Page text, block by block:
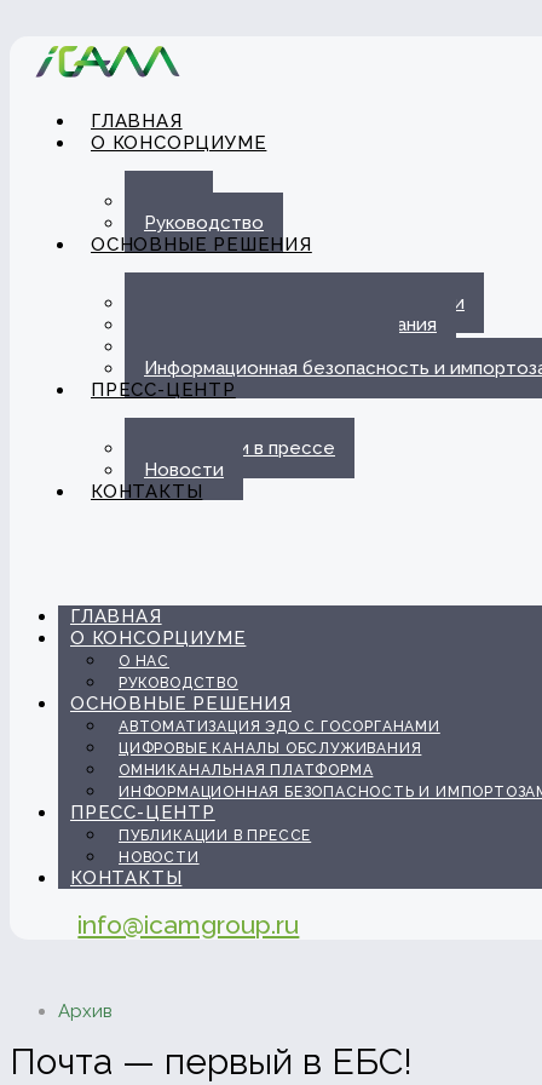
ГЛАВНАЯ
О КОНСОРЦИУМЕ
Руководство
ОСНОВНЫЕ РЕШЕНИЯ
Автоматизация ЭДО с Госорганами
Цифровые каналы обслуживания
Информационная безопасность и
ПРЕСС-ЦЕНТР
Публикации в прессе
Новости
КОНТАКТЫ
ГЛАВНАЯ
О КОНСОРЦИУМЕ
О НАС
РУКОВОДСТВО
ОСНОВНЫЕ РЕШЕНИЯ
АВТОМАТИЗАЦИЯ ЭДО С ГОСОРГАНАМИ
ЦИФРОВЫЕ КАНАЛЫ ОБСЛУЖИВАНИЯ
ОМНИКАНАЛЬНАЯ ПЛАТФОРМА
ИНФОРМАЦИОННАЯ БЕЗОПАСНОСТЬ И
ПРЕСС-ЦЕНТР
ПУБЛИКАЦИИ В ПРЕССЕ
НОВОСТИ
КОНТАКТЫ
info@icamgroup.ru
Архив
Почта — первый в ЕБС!